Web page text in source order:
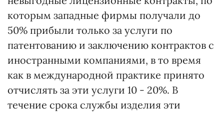
которым западные фирмы получали до
50% прибыли только за услуги по
патентованию и заключению контрактов с
иностранными компаниями, в то время
как в международной практике принято
отчислять за эти услуги 10 - 20%. В
течение срока службы изделия эти